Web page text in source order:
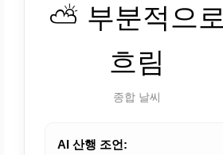
⛅ 부분적으로
흐림
종합 날씨
AI 산행 조언: